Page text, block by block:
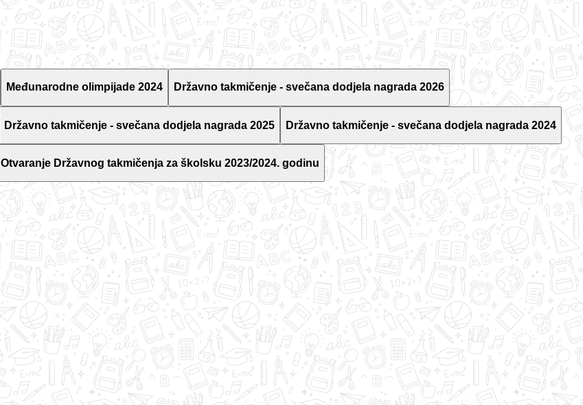
Međunarodne olimpijade 2024 Državno takmičenje - svečana dodjela nagrada 2026
Državno takmičenje - svečana dodjela nagrada 2025 Državno takmičenje - svečana dodjela nagrada 2024
Otvaranje Državnog takmičenja za školsku 2023/2024. godinu